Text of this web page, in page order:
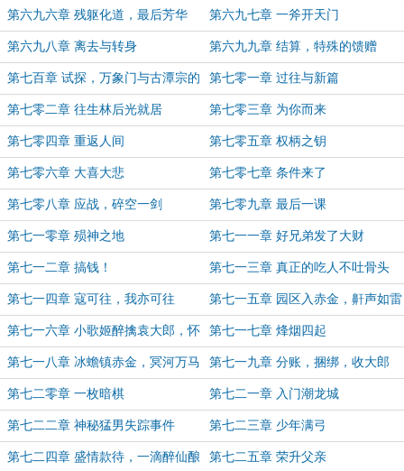
第六九六章 残躯化道，最后芳华 第六九七章 一斧开天门
第六九八章 离去与转身 第六九九章 结算，特殊的馈赠
第七百章 试探，万象门与古潭宗的
渊源
第七零一章 过往与新篇
第七零二章 往生林后光就居 第七零三章 为你而来
第七零四章 重返人间 第七零五章 权柄之钥
第七零六章 大喜大悲 第七零七章 条件来了
第七零八章 应战，碎空一剑 第七零九章 最后一课
第七一零章 殒神之地 第七一一章 好兄弟发了大财
第七一二章 搞钱！ 第七一三章 真正的吃人不吐骨头
第七一四章 寇可往，我亦可往 第七一五章 园区入赤金，鼾声如雷
第七一六章 小歌姬醉擒袁大郎，怀
王砸仓
第七一七章 烽烟四起
第七一八章 冰蟾镇赤金，冥河万马
腾
第七一九章 分账，捆绑，收大郎
第七二零章 一枚暗棋 第七二一章 入门潮龙城
第七二二章 神秘猛男失踪事件 第七二三章 少年满弓
第七二四章 盛情款待，一滴醉仙酿 第七二五章 荣升父亲